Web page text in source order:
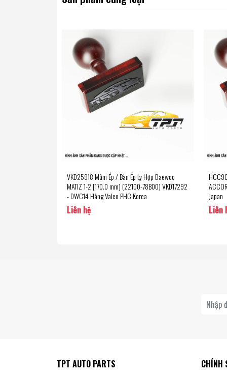
VKD25918 Mâm Ép / Bàn Ép Ly Hợp Daewoo
MATIZ 1-2 [170.0 mm] (22100-78B00) VKD17292
- DWC14 Hàng Valeo PHC Korea
Liên hệ
Japan
Liên
TPT AUTO PARTS CHÍNH